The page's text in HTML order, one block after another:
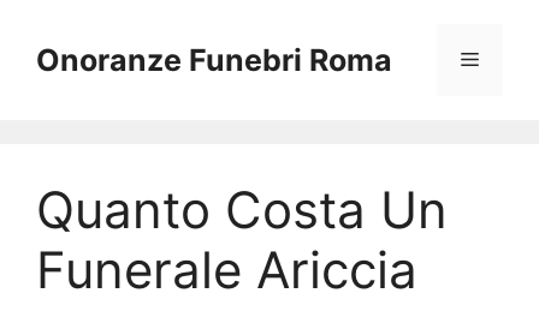
contenuto
Onoranze Funebri Roma Menu
Quanto Costa Un
Funerale Ariccia